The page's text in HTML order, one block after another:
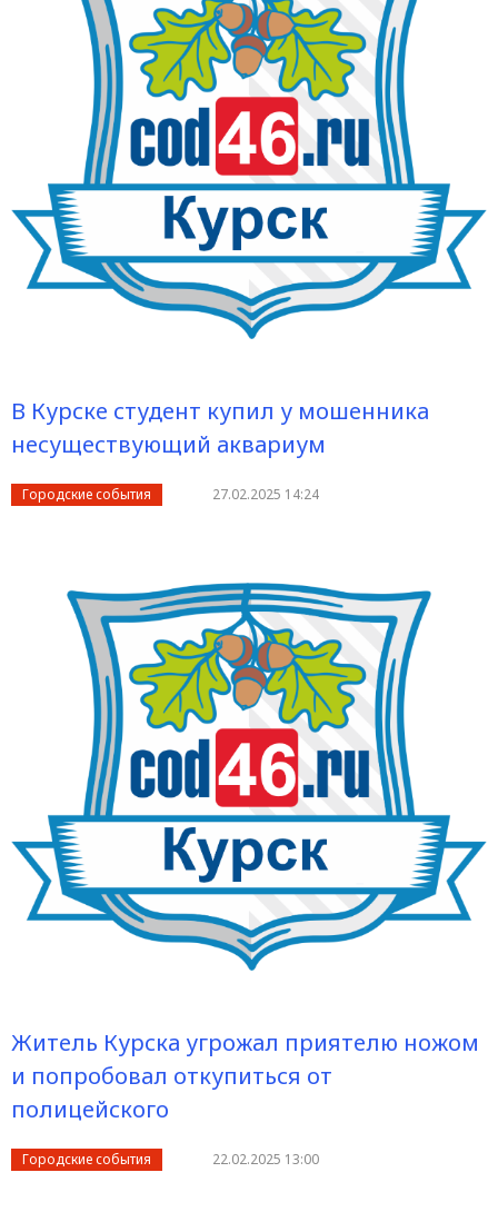
В Курске студент купил у мошенника
несуществующий аквариум
Городские события 27.02.2025 14:24
Житель Курска угрожал приятелю ножом
и попробовал откупиться от
полицейского
Городские события 22.02.2025 13:00